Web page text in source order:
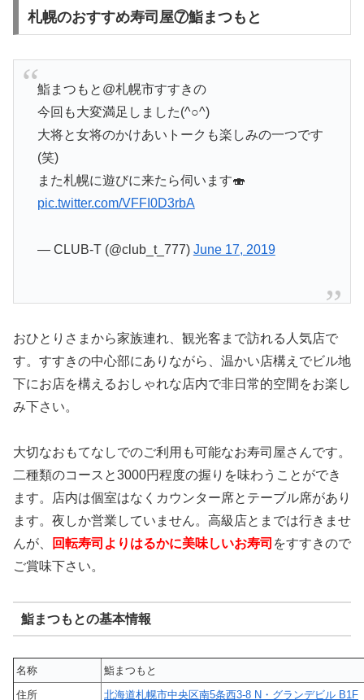
札幌のおすすめ寿司屋⑦鮨まつもと
鮨まつもと@札幌市すすきの
今回も大変満足しました(^○^)
大将と女将のかけあいトークも楽しみの一つです
(笑)
また札幌に遊びに来たら伺います🍣
pic.twitter.com/VFFI0D3rbA
— CLUB-T (@club_t_777) June 17, 2019
おひとりさまから家族連れ、観光客まで訪れる人気店で
す。すすきの中心部にありながら、温かい店構えでビル地
下にお店を構えるおしゃれな店内で非日常的空間をお楽し
み下さい。
大切なおもてなしでのご利用も可能なお寿司屋さんです。
二種類のコースと3000円程度の握りを味わうことができ
ます。店内は個室はなくカウンター席とテーブル席があり
ます。夜しか営業していません。高級店とまでは行きませ
んが、
回転寿司よりはるかに美味しいお寿司 をすすきので
ご賞味下さい。
鮨まつもとの基本情報
名称
鮨まつもと
住所
北海道札幌市中央区南5条西3-8 N・グランデビル B1F